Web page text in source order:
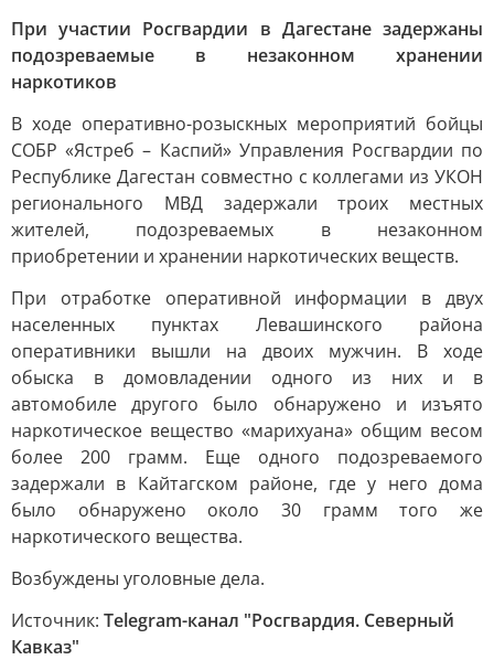
При участии Росгвардии в Дагестане задержаны
подозреваемые в незаконном хранении
наркотиков
В ходе оперативно-розыскных мероприятий бойцы
СОБР «Ястреб – Каспий» Управления Росгвардии по
Республике Дагестан совместно с коллегами из УКОН
регионального МВД задержали троих местных
жителей, подозреваемых в незаконном
приобретении и хранении наркотических веществ.
При отработке оперативной информации в двух
населенных пунктах Левашинского района
оперативники вышли на двоих мужчин. В ходе
обыска в домовладении одного из них и в
автомобиле другого было обнаружено и изъято
наркотическое вещество «марихуана» общим весом
более 200 грамм. Еще одного подозреваемого
задержали в Кайтагском районе, где у него дома
было обнаружено около 30 грамм того же
наркотического вещества.
Возбуждены уголовные дела.
Источник: Telegram-канал "Росгвардия. Северный
Кавказ"